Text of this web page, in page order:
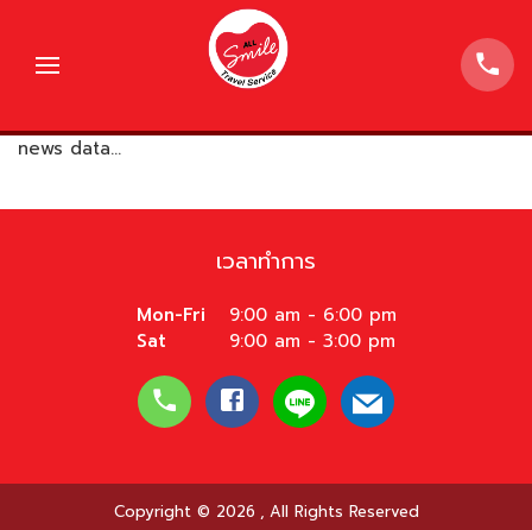
news data...
เวลาทำการ
Mon-Fri
9:00 am - 6:00 pm
Sat
9:00 am - 3:00 pm
Copyright © 2026 , All Rights Reserved